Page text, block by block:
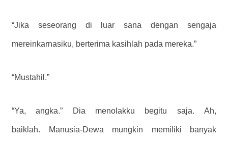
“Jika seseorang di luar sana dengan sengaja
mereinkarnasiku, berterima kasihlah pada mereka.”
“Mustahil.”
“Ya, angka.” Dia menolakku begitu saja. Ah,
baiklah. Manusia-Dewa mungkin memiliki banyak